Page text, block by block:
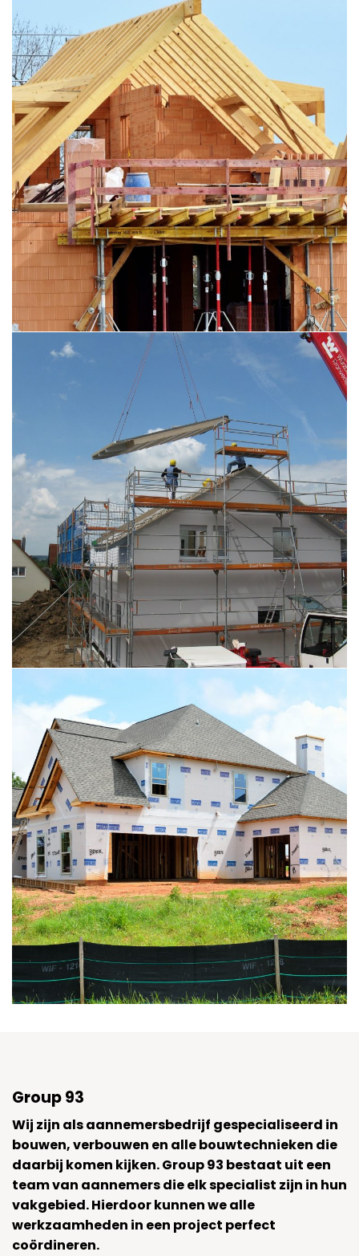
Group 93
Wij zijn als aannemersbedrijf gespecialiseerd in
bouwen, verbouwen en alle bouwtechnieken die
daarbij komen kijken. Group 93 bestaat uit een
team van aannemers die elk specialist zijn in hun
vakgebied. Hierdoor kunnen we alle
werkzaamheden in een project perfect
coördineren.